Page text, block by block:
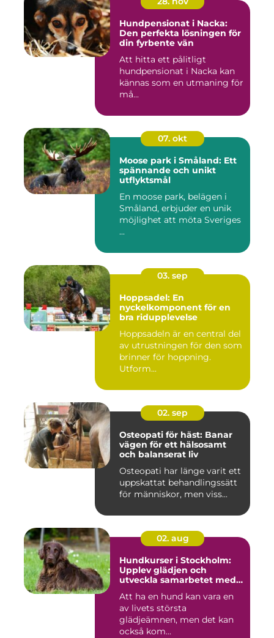
Hundpensionat i Nacka:
Den perfekta lösningen för
din fyrbente vän
Att hitta ett pålitligt
hundpensionat i Nacka kan
kännas som en utmaning för
må...
07. okt
Moose park i Småland: Ett
spännande och unikt
utflyktsmål
En moose park, belägen i
Småland, erbjuder en unik
möjlighet att möta Sveriges
...
03. sep
Hoppsadel: En
nyckelkomponent för en
bra ridupplevelse
Hoppsadeln är en central del
av utrustningen för den som
brinner för hoppning.
Utform...
02. sep
Osteopati för häst: Banar
vägen för ett hälsosamt
och balanserat liv
Osteopati har länge varit ett
uppskattat behandlingssätt
för människor, men viss...
02. aug
Hundkurser i Stockholm:
Upplev glädjen och
utveckla samarbetet med
Att ha en hund kan vara en
av livets största
glädjeämnen, men det kan
också kom...